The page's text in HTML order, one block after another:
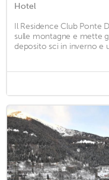
Hotel
Il Residence Club Ponte
sulle montagne e mette
deposito sci in inverno e